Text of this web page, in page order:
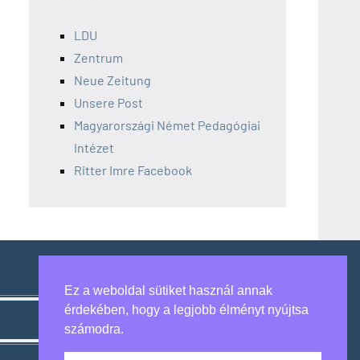
LDU
Zentrum
Neue Zeitung
Unsere Post
Magyarországi Német Pedagógiai
Intézet
Ritter Imre Facebook
Ez a weboldal sütiket használ annak
érdekében, hogy a legjobb élményt nyújtsa
számodra.